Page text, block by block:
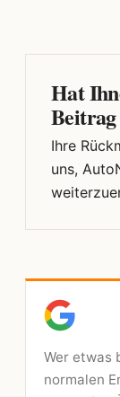
Hat
Ihre
uns,
Wer etwas
normalen